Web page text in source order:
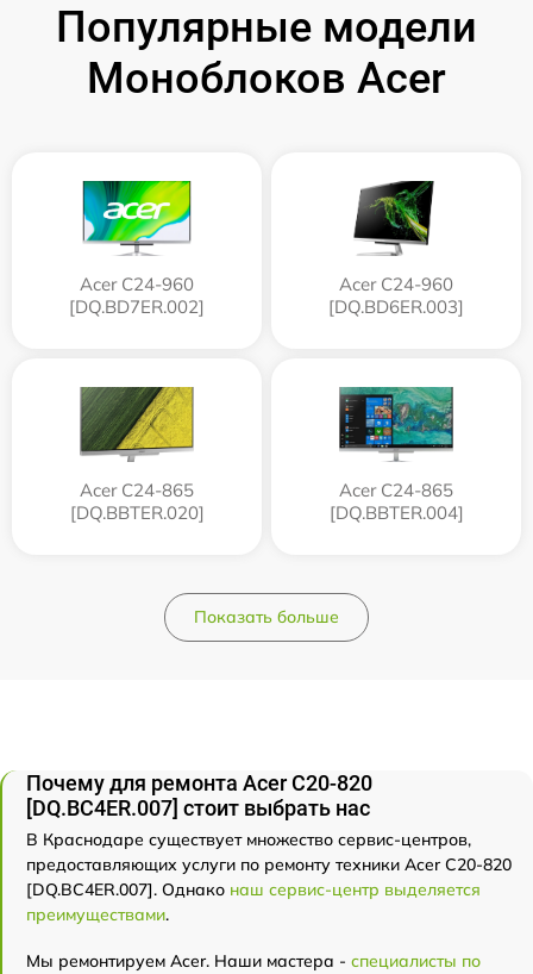
Популярные модели
Моноблоков Acer
Acer C24-960
[DQ.BD7ER.002]
Acer C24-960
[DQ.BD6ER.003]
Acer C24-865
[DQ.BBTER.020]
Acer C24-865
[DQ.BBTER.004]
Показать больше
Почему для ремонта Acer C20-820
[DQ.BC4ER.007] стоит выбрать нас
В Краснодаре существует множество сервис-центров,
предоставляющих услуги по ремонту техники Acer C20-820
[DQ.BC4ER.007]. Однако наш сервис-центр выделяется
преимуществами.
Мы ремонтируем Acer. Наши мастера - специалисты по